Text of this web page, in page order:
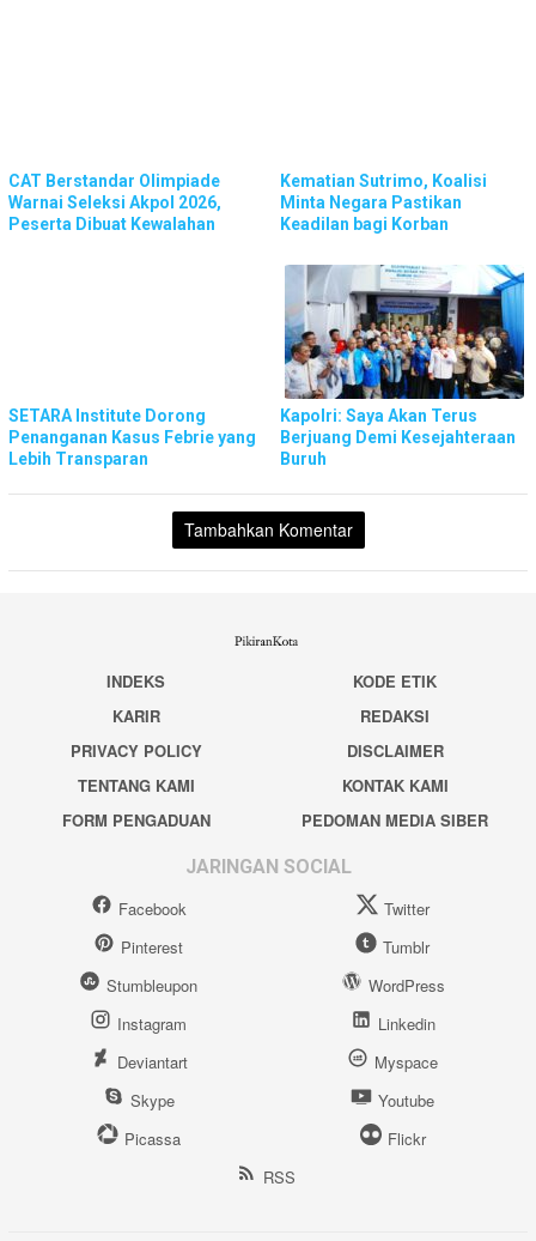
CAT Berstandar Olimpiade
Warnai Seleksi Akpol 2026,
Peserta Dibuat Kewalahan
Kematian Sutrimo, Koalisi
Minta Negara Pastikan
Keadilan bagi Korban
SETARA Institute Dorong
Penanganan Kasus Febrie yang
Lebih Transparan
Kapolri: Saya Akan Terus
Berjuang Demi Kesejahteraan
Buruh
Tambahkan Komentar
INDEKS
KODE ETIK
KARIR
REDAKSI
PRIVACY POLICY
DISCLAIMER
TENTANG KAMI
KONTAK KAMI
FORM PENGADUAN
PEDOMAN MEDIA SIBER
JARINGAN SOCIAL
Facebook
Twitter
Pinterest
Tumblr
Stumbleupon
WordPress
Instagram
Linkedin
Deviantart
Myspace
Skype
Youtube
Picassa
Flickr
RSS